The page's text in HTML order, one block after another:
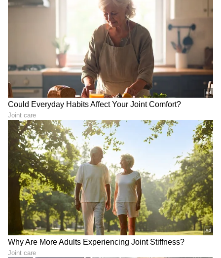
LATEST VIDEOS
ABOUT THE AUTHOR
MRMahmad Rafik
ಮಹ್ಮದ್ ರಫಿಕ್ ವಿಜಯಪುರದ ಬೇನಾಳ RC ಗ್ರಾಮದವನು. ಪಬ್ಲಿಕ್
ಟಿವಿ ಡಿಜಿಟಲ್, ನ್ಯೂಸ್ 18 ಕನ್ನಡ, ಇದೀಗ ಏಷ್ಯಾನೆಟ್ ಕನ್ನಡ ಸೇರಿ
ಡಿಜಿಟಲ್ ಮಾಧ್ಯಮದಲ್ಲಿ 8 ವರ್ಷಗಳ ಅನುಭವ. ಎಂ.ಕಾಂ. ಓದಿ
ಕೆಲಸ ಆರಂಭಿಸಿದ್ದು ಖಾಸಗಿ ಬ್ಯಾಂಕ್‌ವೊಂದರಲ್ಲಿ. ಆಕರ್ಷಿಸಿದ್ದು
ಪತ್ರಿಕೋದ್ಯಮ. ಯಾವ ಟಾಪಿಕ್ ಕೊಟ್ಟರೂ ಬರೆಯಬಲ್ಲೆ. ಓಟಿಟಿ
ಮೂವಿ ನೋಡೋದು ಇಷ್ಟ.
ಸಂಖ್ಯಾಶಾಸ್ತ್ರ